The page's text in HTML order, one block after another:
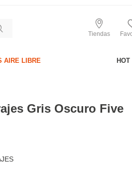
Tiendas
AIRE LIBRE
Gris Oscuro Five